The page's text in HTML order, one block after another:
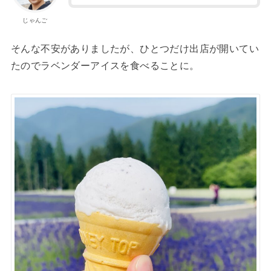
じゃんご
そんな不安がありましたが、ひとつだけ出店が開いてい
たのでラベンダーアイスを食べることに。